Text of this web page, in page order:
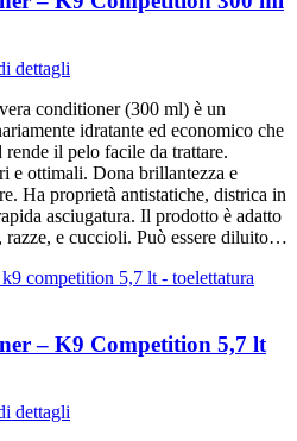
dettagli
conditioner (300 ml) è un
idratante ed economico che
il pelo facile da trattare.
e ottimali. Dona brillantezza e
Ha proprietà antistatiche, districa in
asciugatura. Il prodotto è adatto
e cuccioli. Può essere diluito…
– K9 Competition 5,7 lt
dettagli